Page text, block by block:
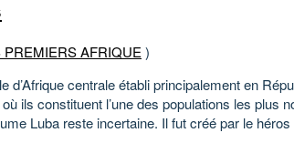
PREMIERS AFRIQUE )
d’Afrique centrale établi principalement en
ils constituent l’une des populations les plus
Luba reste incertaine. Il fut créé par le héros